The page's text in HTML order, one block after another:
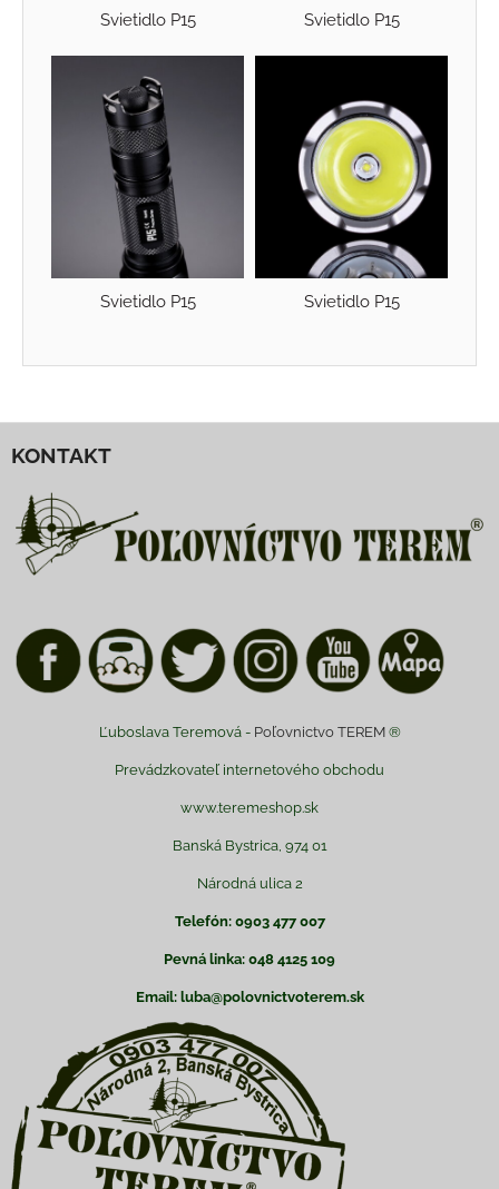
Svietidlo P15 Svietidlo P15
Svietidlo P15 Svietidlo P15
KONTAKT
Ľuboslava Teremová - Poľovnictvo TEREM®
Prevádzkovateľ internetového obchodu
www.teremeshop.sk
Banská Bystrica, 974 01
Národná ulica 2
Telefón: 0903 477 007
Pevná linka: 048 4125 109
Email: luba@polovnictvoterem.sk